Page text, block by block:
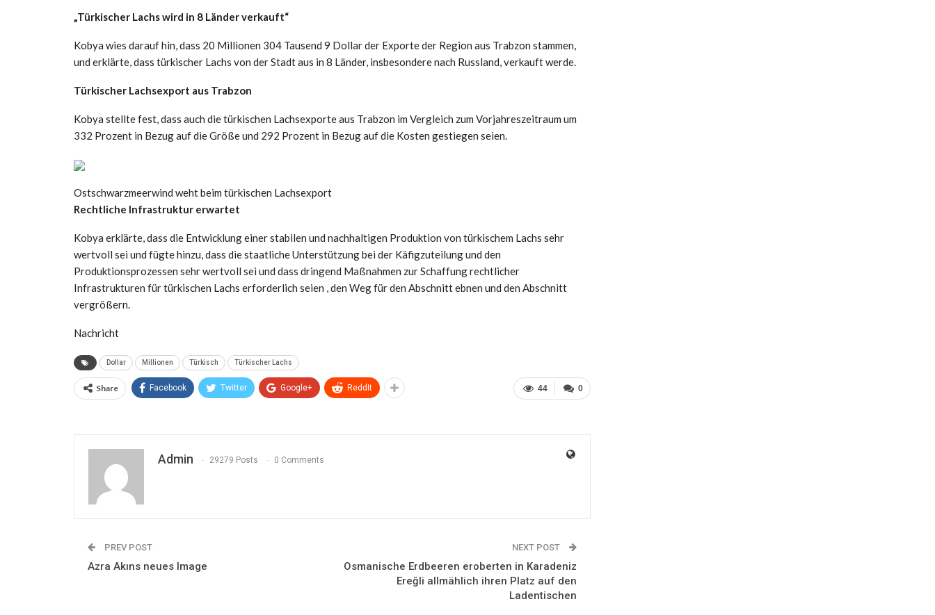
„Türkischer Lachs wird in 8 Länder verkauft“
Kobya wies darauf hin, dass 20 Millionen 304 Tausend 9 Dollar der Exporte der Region aus Trabzon stammen,
und erklärte, dass türkischer Lachs von der Stadt aus in 8 Länder, insbesondere nach Russland, verkauft werde.
Türkischer Lachsexport aus Trabzon
Kobya stellte fest, dass auch die türkischen Lachsexporte aus Trabzon im Vergleich zum Vorjahreszeitraum um
332 Prozent in Bezug auf die Größe und 292 Prozent in Bezug auf die Kosten gestiegen seien.
Ostschwarzmeerwind weht beim türkischen Lachsexport
Rechtliche Infrastruktur erwartet
Kobya erklärte, dass die Entwicklung einer stabilen und nachhaltigen Produktion von türkischem Lachs sehr
wertvoll sei und fügte hinzu, dass die staatliche Unterstützung bei der Käfigzuteilung und den
Produktionsprozessen sehr wertvoll sei und dass dringend Maßnahmen zur Schaffung rechtlicher
Infrastrukturen für türkischen Lachs erforderlich seien , den Weg für den Abschnitt ebnen und den Abschnitt
vergrößern.
Nachricht
Dollar Millionen Türkisch Türkischer Lachs
0
44
Share Facebook Twitter Google+ ReddIt
Admin 29279 Posts 0 Comments
PREV POST
Azra Akıns neues Image
NEXT POST
Osmanische Erdbeeren eroberten in Karadeniz
Ereğli allmählich ihren Platz auf den
Ladentischen